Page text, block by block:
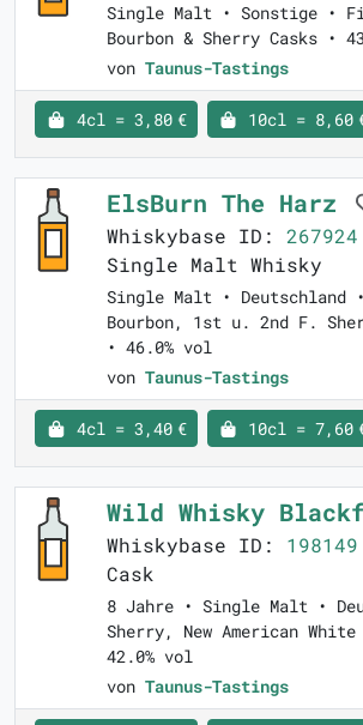
Single Malt • Sonstige •
Bourbon & Sherry Casks •
von Taunus-Tastings
4cl = 3,80 € 10cl = 8,60
ElsBurn The Harz
Whiskybase ID: 267924
Single Malt Whisky
Single Malt • Deutschland
Bourbon, 1st u. 2nd F.
• 46.0% vol
von Taunus-Tastings
4cl = 3,40 € 10cl = 7,60
Wild Whisky
Whiskybase ID: 198149
Cask
8 Jahre • Single Malt •
Sherry, New American
42.0% vol
von Taunus-Tastings